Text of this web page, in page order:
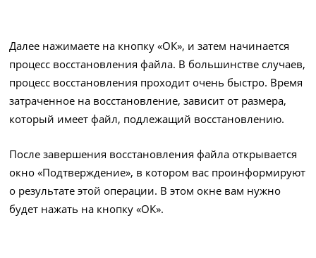
Далее нажимаете на кнопку «ОК», и затем начинается
процесс восстановления файла. В большинстве случаев,
процесс восстановления проходит очень быстро. Время
затраченное на восстановление, зависит от размера,
который имеет файл, подлежащий восстановлению.
После завершения восстановления файла открывается
окно «Подтверждение», в котором вас проинформируют
о результате этой операции. В этом окне вам нужно
будет нажать на кнопку «ОК».